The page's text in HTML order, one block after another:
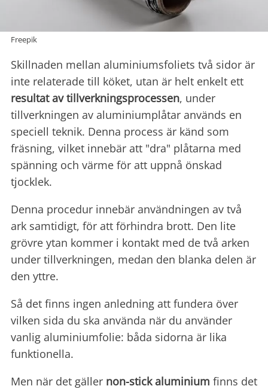
Freepik
Skillnaden mellan aluminiumsfoliets två sidor är
inte relaterade till köket, utan är helt enkelt ett
resultat av tillverkningsprocessen, under
tillverkningen av aluminiumplåtar används en
speciell teknik. Denna process är känd som
fräsning, vilket innebär att "dra" plåtarna med
spänning och värme för att uppnå önskad
tjocklek.
Denna procedur innebär användningen av två
ark samtidigt, för att förhindra brott. Den lite
grövre ytan kommer i kontakt med de två arken
under tillverkningen, medan den blanka delen är
den yttre.
Så det finns ingen anledning att fundera över
vilken sida du ska använda när du använder
vanlig aluminiumfolie: båda sidorna är lika
funktionella.
Men när det gäller non-stick aluminium finns det